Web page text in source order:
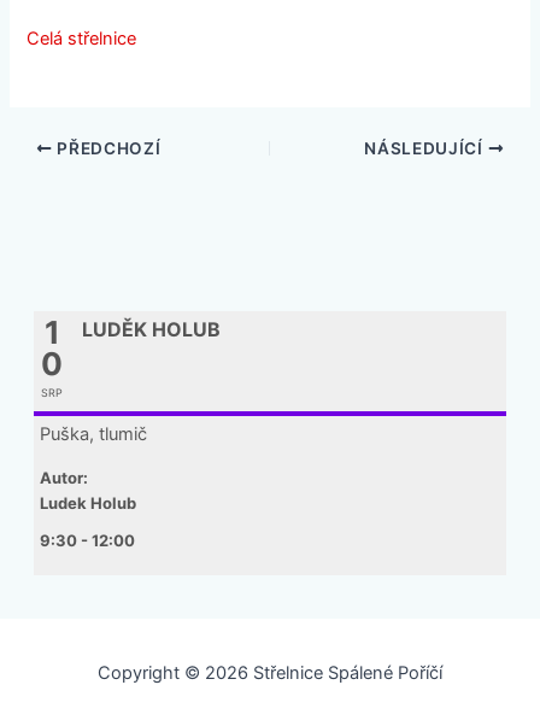
Celá střelnice
PŘEDCHOZÍ NÁSLEDUJÍCÍ
1
0
SRP
LUDĚK HOLUB
Puška, tlumič
Autor:
Ludek Holub
9:30 - 12:00
Copyright © 2026 Střelnice Spálené Poříčí